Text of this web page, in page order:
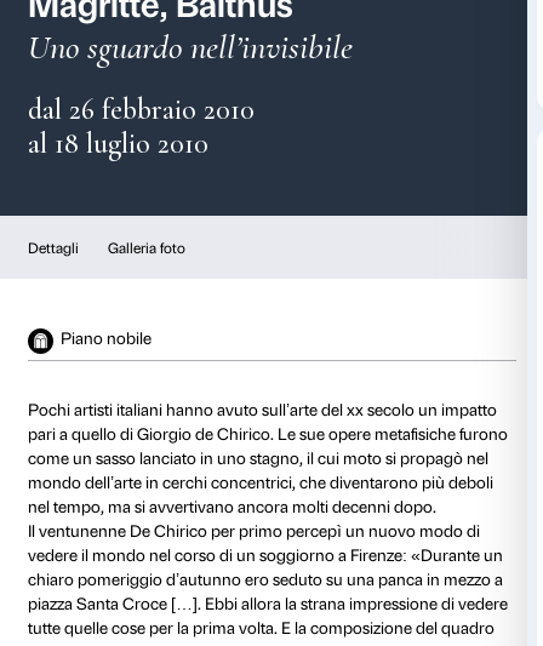
De Chirico, Max Ernst,
Uno sguardo nell’invisibile
dal 26 febbraio 2010
al 18 luglio 2010
Dettagli Galleria foto
Piano nobile